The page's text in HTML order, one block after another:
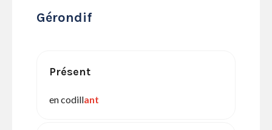
Gérondif
Présent
en codillant